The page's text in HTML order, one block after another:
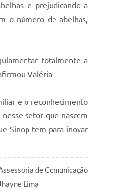
e prejudicando a
o número de abelhas,
totalmente a
Valéria.
e o reconhecimento
setor que nascem
Sinop tem para inovar
de Comunicação
Jhayne Lima